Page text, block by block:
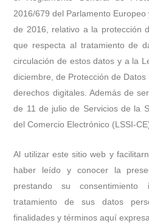
2016/679 del Parlamento
de 2016, relativo a la protección
que respecta al tratamiento de
circulación de estos datos y a la
diciembre, de Protección de
derechos digitales. Además de
de 11 de julio de Servicios de la
del Comercio Electrónico (LSSI-
Al utilizar este sitio web y
haber leído y conocer la
prestando su
tratamiento de sus datos
finalidades y términos aquí